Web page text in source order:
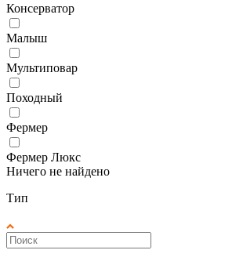
Консерватор
Малыш
Мультиповар
Походный
Фермер
Фермер Люкс
Ничего не найдено
Тип